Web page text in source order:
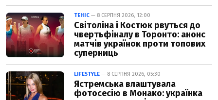
ТЕНІС — 8 СЕРПНЯ 2026, 12:00
Світоліна і Костюк рвуться до
чвертьфіналу в Торонто: анонс
матчів українок проти топових
суперниць
LIFESTYLE — 8 СЕРПНЯ 2026, 05:30
Ястремська влаштувала
фотосесію в Монако: українка